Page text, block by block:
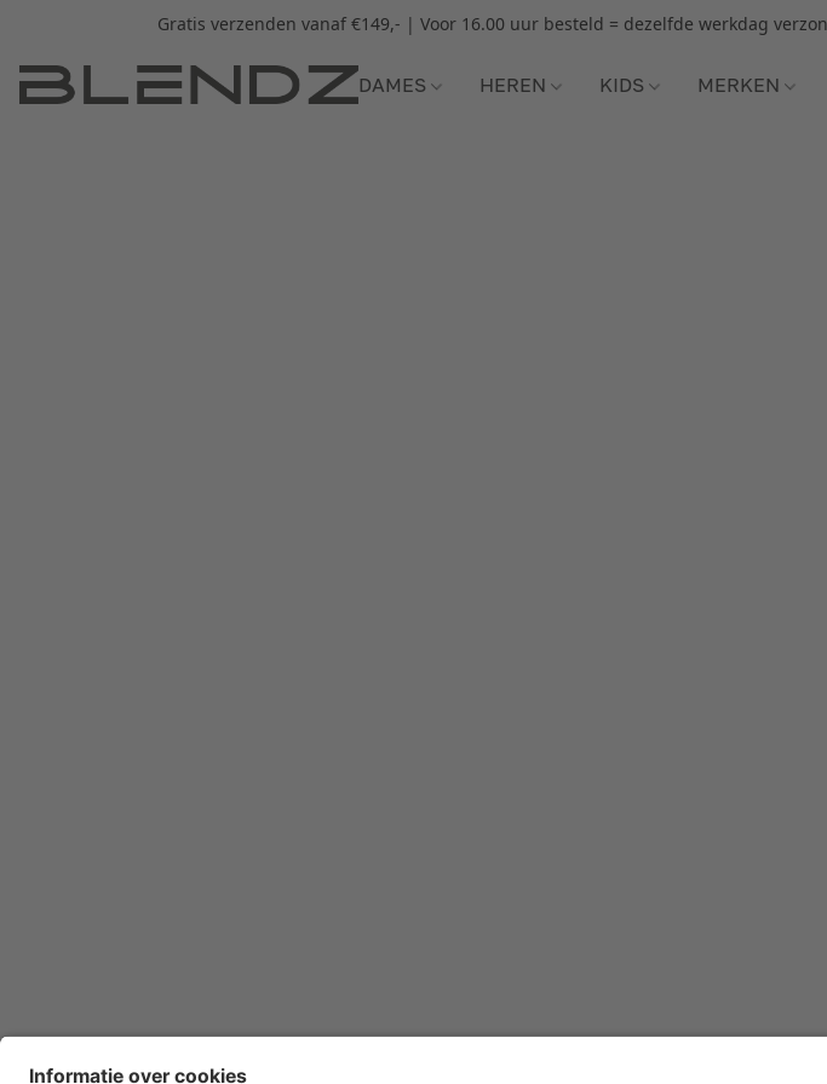
Gratis verzenden vanaf €149,- | Voor 16.00 uur besteld = dezelfde werkdag
DAMES HEREN KIDS MERKEN